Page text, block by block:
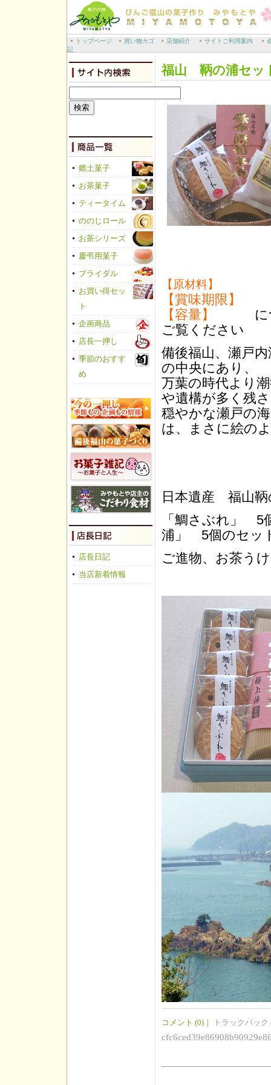
トップページ 買い物カゴ 店舗紹介 サイトご利用案内
記
郷土菓子
お茶菓子
ティータイム
ののじロール
お茶シリーズ
慶弔用菓子
ブライダル
お買い得セッ
ト
企画商品
店長一押し
季節のおすす
め
店長日記
当店新着情報
福山 鞆の浦セッ
【原材料】
【賞味期限】
【容量】
につ
ご覧ください
備後福山、瀬戸
の中央にあり、
万葉の時代より
や遺構が多く残
穏やかな瀬戸の
は、まさに絵の
日本遺産 福山鞆
「鯛さぶれ」
浦」 5個のセッ
ご進物、お茶う
コメント (0) ｜ トラックバック